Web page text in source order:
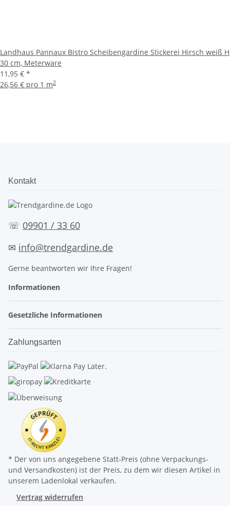
Landhaus Pannaux Bistro Scheibengardine Stickerei Hirsch weiß H
30 cm, Meterware
11,95 € *
26,56 € pro 1 m2
Kontakt
☏ 09901 / 33 60
✉ info@trendgardine.de
Gerne beantworten wir Ihre Fragen!
Informationen
Gesetzliche Informationen
Zahlungsarten
* Der von uns angegebene Statt-Preis (ohne Verpackungs-
und Versandkosten) ist der Preis, zu dem wir diesen Artikel in
unserem Ladenlokal verkaufen.
Vertrag widerrufen